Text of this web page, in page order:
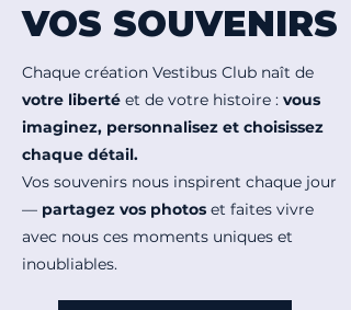
VOS SOUVENIRS
Chaque création Vestibus Club naît de
votre liberté et de votre histoire : vous
imaginez, personnalisez et choisissez
chaque détail.
Vos souvenirs nous inspirent chaque jour
— partagez vos photos et faites vivre
avec nous ces moments uniques et
inoubliables.